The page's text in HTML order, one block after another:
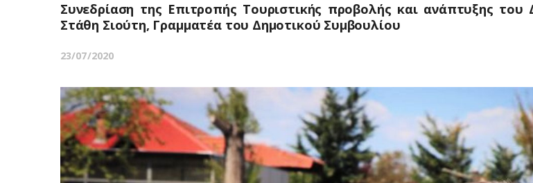
Συνεδρίαση της Επιτροπής Τουριστικής προβολής και ανάπτυξης του
Στάθη Σιούτη, Γραμματέα του Δημοτικού Συμβουλίου
23/07/2020